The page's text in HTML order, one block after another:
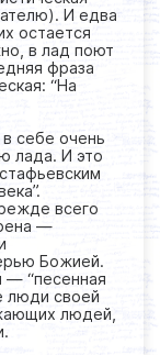
И едва
остается
в лад поют
фраза
“На
себе очень
лада. И это
всего
—
Божией.
— “песенная
люди своей
людей,